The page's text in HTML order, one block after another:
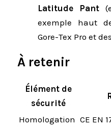
Latitude Pant
exemple haut
Gore-Tex Pro et
À retenir
Élément de
sécurité
Homologation CE EN